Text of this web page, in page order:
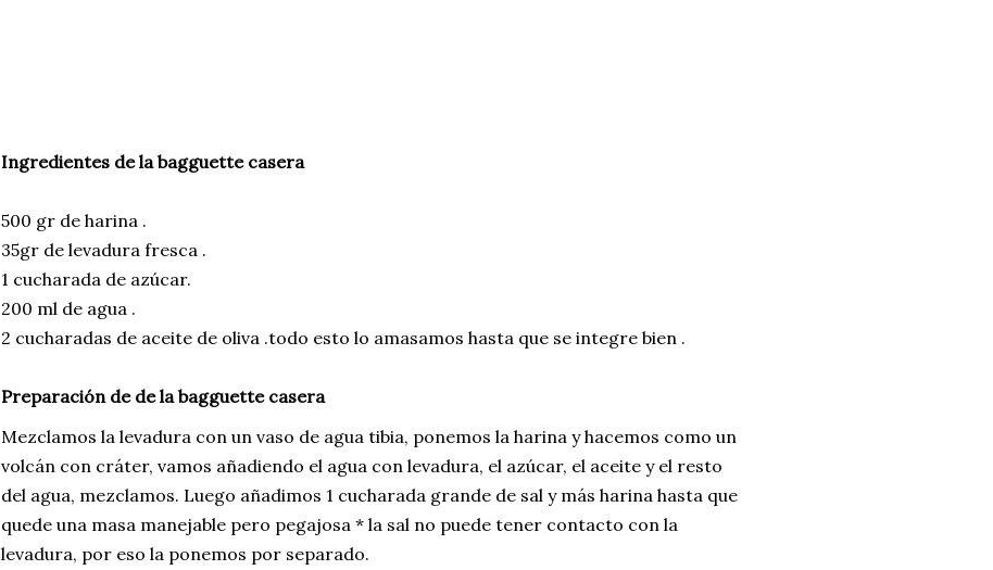
Ingredientes de la bagguette casera
500 gr de harina .
35gr de levadura fresca .
1 cucharada de azúcar.
200 ml de agua .
2 cucharadas de aceite de oliva .todo esto lo amasamos hasta que se integre bien .
Preparación de de la bagguette casera
Mezclamos la levadura con un vaso de agua tibia, ponemos la harina y hacemos como un
volcán con cráter, vamos añadiendo el agua con levadura, el azúcar, el aceite y el resto
del agua, mezclamos. Luego añadimos 1 cucharada grande de sal y más harina hasta que
quede una masa manejable pero pegajosa * la sal no puede tener contacto con la
levadura, por eso la ponemos por separado.